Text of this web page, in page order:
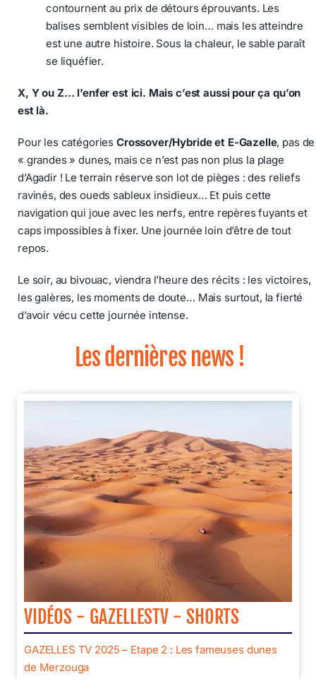
contournent au prix de détours éprouvants. Les
balises semblent visibles de loin… mais les atteindre
est une autre histoire. Sous la chaleur, le sable paraît
se liquéfier.
X, Y ou Z… l’enfer est ici. Mais c’est aussi pour ça qu’on
est là.
Pour les catégories Crossover/Hybride et E-Gazelle, pas de
« grandes » dunes, mais ce n’est pas non plus la plage
d’Agadir ! Le terrain réserve son lot de pièges : des reliefs
ravinés, des oueds sableux insidieux… Et puis cette
navigation qui joue avec les nerfs, entre repères fuyants et
caps impossibles à fixer. Une journée loin d’être de tout
repos.
Le soir, au bivouac, viendra l’heure des récits : les victoires,
les galères, les moments de doute… Mais surtout, la fierté
d’avoir vécu cette journée intense.
Les dernières news !
VIDÉOS - GAZELLESTV - SHORTS
GAZELLES TV 2025 – Etape 2 : Les fameuses dunes
de Merzouga